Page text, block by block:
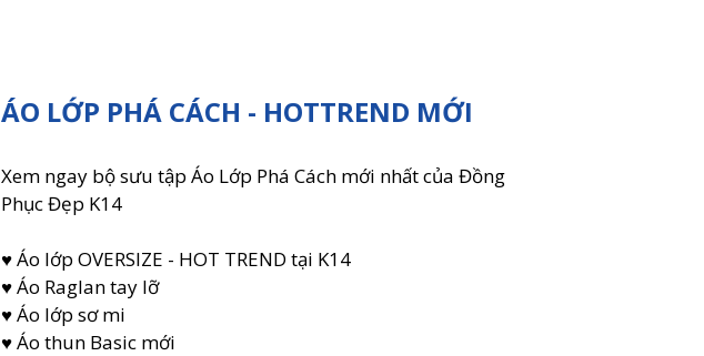
ÁO LỚP PHÁ CÁCH - HOTTREND MỚI
Xem ngay bộ sưu tập Áo Lớp Phá Cách mới nhất của Đồng
Phục Đẹp K14
♥ Áo lớp OVERSIZE - HOT TREND tại K14
♥ Áo Raglan tay lỡ
♥ Áo lớp sơ mi
♥ Áo thun Basic mới